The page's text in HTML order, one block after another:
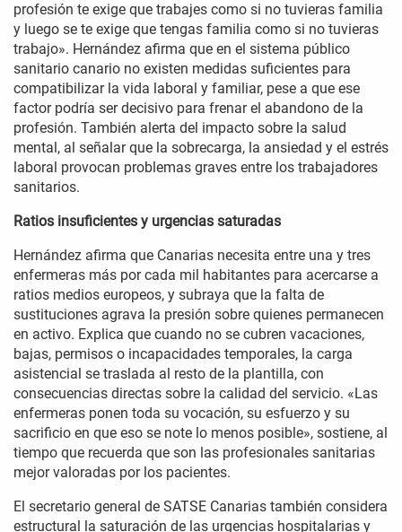
profesión te exige que trabajes como si no tuvieras familia
y luego se te exige que tengas familia como si no tuvieras
trabajo». Hernández afirma que en el sistema público
sanitario canario no existen medidas suficientes para
compatibilizar la vida laboral y familiar, pese a que ese
factor podría ser decisivo para frenar el abandono de la
profesión. También alerta del impacto sobre la salud
mental, al señalar que la sobrecarga, la ansiedad y el estrés
laboral provocan problemas graves entre los trabajadores
sanitarios.
Ratios insuficientes y urgencias saturadas
Hernández afirma que Canarias necesita entre una y tres
enfermeras más por cada mil habitantes para acercarse a
ratios medios europeos, y subraya que la falta de
sustituciones agrava la presión sobre quienes permanecen
en activo. Explica que cuando no se cubren vacaciones,
bajas, permisos o incapacidades temporales, la carga
asistencial se traslada al resto de la plantilla, con
consecuencias directas sobre la calidad del servicio. «Las
enfermeras ponen toda su vocación, su esfuerzo y su
sacrificio en que eso se note lo menos posible», sostiene, al
tiempo que recuerda que son las profesionales sanitarias
mejor valoradas por los pacientes.
El secretario general de SATSE Canarias también considera
estructural la saturación de las urgencias hospitalarias y